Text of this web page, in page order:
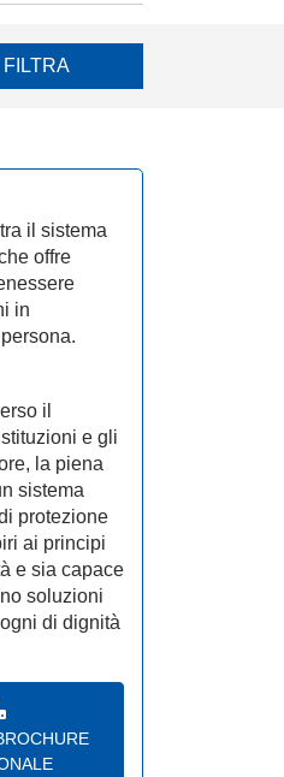
FILTRA
il sistema
offre
in
il
e gli
la piena
sistema
protezione
ai principi
e sia capace
soluzioni
di dignità